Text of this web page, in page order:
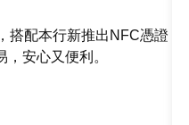
搭配本行新推出NFC憑證
安心又便利。